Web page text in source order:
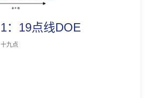
1：19点线DOE
十九点